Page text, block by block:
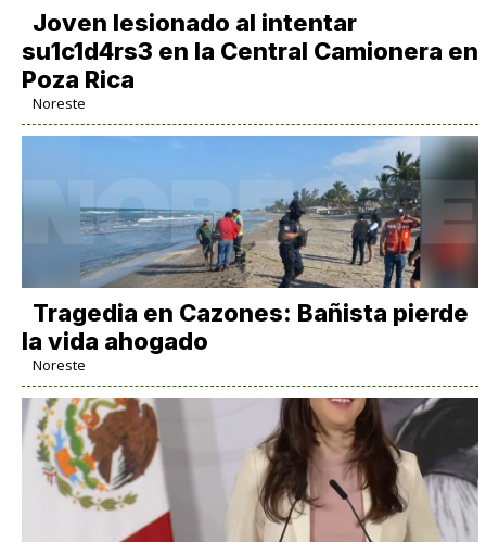
Joven lesionado al intentar
su1c1d4rs3 en la Central Camionera en
Poza Rica
Noreste
Tragedia en Cazones: Bañista pierde
la vida ahogado
Noreste